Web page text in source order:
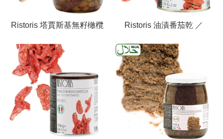
Ristoris 塔賈斯基無籽橄欖
Olives
Ristoris 油漬番茄乾 ／